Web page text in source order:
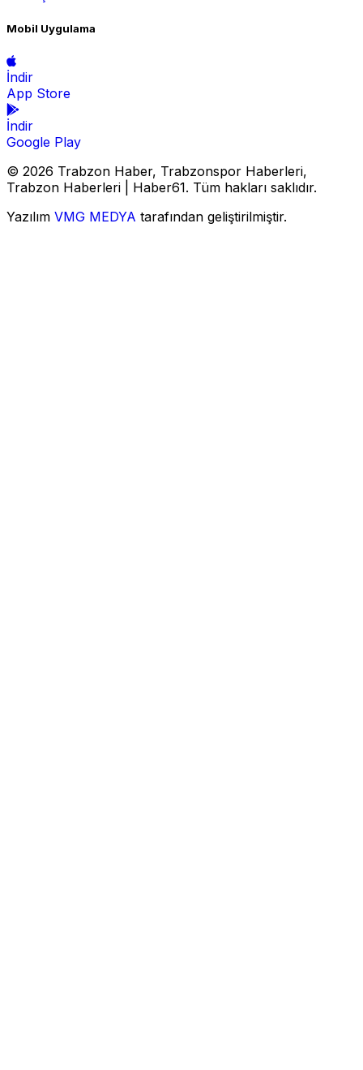
Mobil Uygulama
İndir
App Store
İndir
Google Play
© 2026 Trabzon Haber, Trabzonspor Haberleri,
Trabzon Haberleri | Haber61. Tüm hakları saklıdır.
Yazılım VMG MEDYA tarafından geliştirilmiştir.